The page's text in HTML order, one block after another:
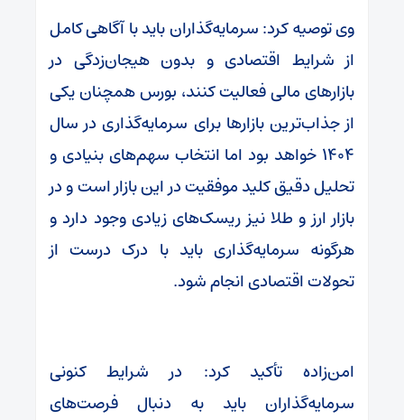
وی توصیه کرد: سرمایه‌گذاران باید با آگاهی کامل
از شرایط اقتصادی و بدون هیجان‌زدگی در
بازارهای مالی فعالیت کنند، بورس همچنان یکی
از جذاب‌ترین بازارها برای سرمایه‌گذاری در سال
۱۴۰۴ خواهد بود اما انتخاب سهم‌های بنیادی و
تحلیل دقیق کلید موفقیت در این بازار است و در
بازار ارز و طلا نیز ریسک‌های زیادی وجود دارد و
هرگونه سرمایه‌گذاری باید با درک درست از
تحولات اقتصادی انجام شود.
امن‌زاده تأکید کرد: در شرایط کنونی
سرمایه‌گذاران باید به دنبال فرصت‌های